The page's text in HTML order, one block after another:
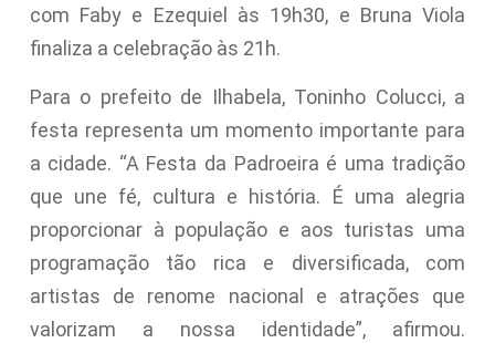
com Faby e Ezequiel às 19h30, e Bruna Viola
finaliza a celebração às 21h.
Para o prefeito de Ilhabela, Toninho Colucci, a
festa representa um momento importante para
a cidade. “A Festa da Padroeira é uma tradição
que une fé, cultura e história. É uma alegria
proporcionar à população e aos turistas uma
programação tão rica e diversificada, com
artistas de renome nacional e atrações que
valorizam a nossa identidade”, afirmou.